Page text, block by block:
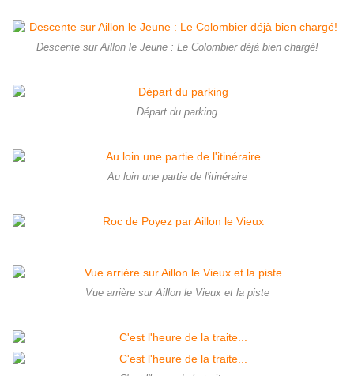
Descente sur Aillon le Jeune : Le Colombier déjà bien chargé!
Départ du parking
Au loin une partie de l'itinéraire
Vue arrière sur Aillon le Vieux et la piste